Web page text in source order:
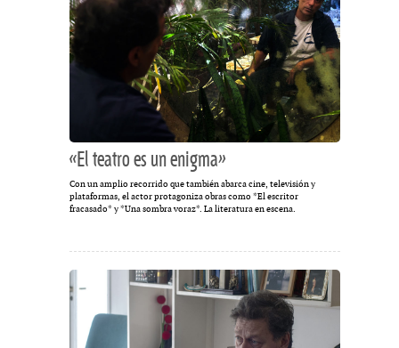
«El teatro es un enigma»
Con un amplio recorrido que también abarca cine, televisión y
plataformas, el actor protagoniza obras como *El escritor
fracasado* y *Una sombra voraz*. La literatura en escena.